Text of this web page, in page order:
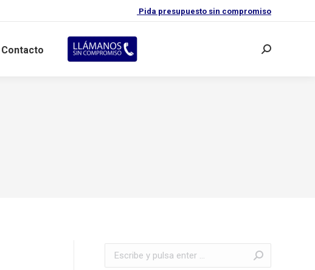
Pida presupuesto sin compromiso
Contacto Buscar:
Buscar: